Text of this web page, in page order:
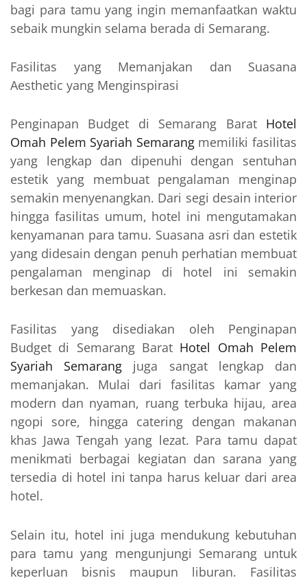
bagi para tamu yang ingin memanfaatkan waktu
sebaik mungkin selama berada di Semarang.
Fasilitas yang Memanjakan dan Suasana
Aesthetic yang Menginspirasi
Penginapan Budget di Semarang Barat Hotel
Omah Pelem Syariah Semarangmemiliki fasilitas
yang lengkap dan dipenuhi dengan sentuhan
estetik yang membuat pengalaman menginap
semakin menyenangkan. Dari segi desain interior
hingga fasilitas umum, hotel ini mengutamakan
kenyamanan para tamu. Suasana asri dan estetik
yang didesain dengan penuh perhatian membuat
pengalaman menginap di hotel ini semakin
berkesan dan memuaskan.
Fasilitas yang disediakan oleh Penginapan
Budget di Semarang Barat Hotel Omah Pelem
Syariah Semarang juga sangat lengkap dan
memanjakan. Mulai dari fasilitas kamar yang
modern dan nyaman, ruang terbuka hijau, area
ngopi sore, hingga catering dengan makanan
khas Jawa Tengah yang lezat. Para tamu dapat
menikmati berbagai kegiatan dan sarana yang
tersedia di hotel ini tanpa harus keluar dari area
hotel.
Selain itu, hotel ini juga mendukung kebutuhan
para tamu yang mengunjungi Semarang untuk
keperluan bisnis maupun liburan. Fasilitas